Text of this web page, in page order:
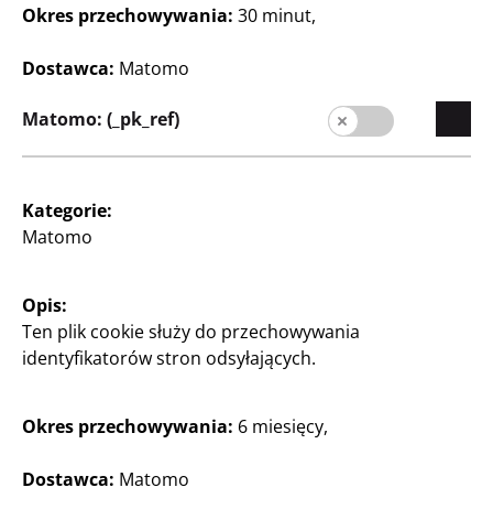
50m, przezroczysta
250 zł/kg
Przedsiębiorstwo
Kariera
Jakość
Zrównoważony rozwój
Okres przechowywania: 30 minut,
Dostawca: Matomo
Matomo: (_pk_ref)
Kategorie:
Matomo
Opis:
Ten plik cookie służy do przechowywania
identyfikatorów stron odsyłających.
Okres przechowywania: 6 miesięcy,
Dostawca: Matomo